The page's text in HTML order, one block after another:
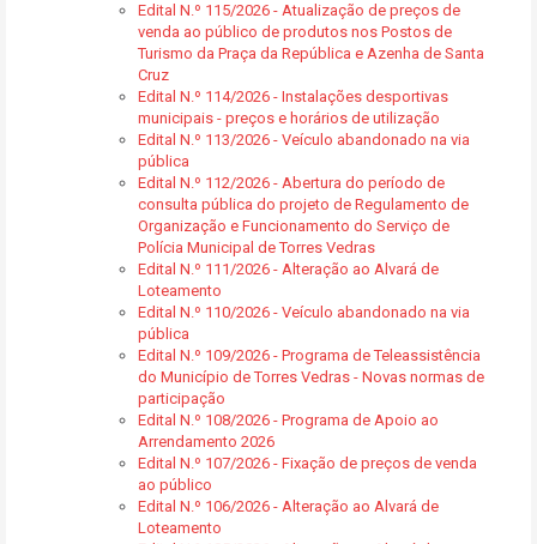
Edital N.º 115/2026 - Atualização de preços de
venda ao público de produtos nos Postos de
Turismo da Praça da República e Azenha de Santa
Cruz
Edital N.º 114/2026 - Instalações desportivas
municipais - preços e horários de utilização
Edital N.º 113/2026 - Veículo abandonado na via
pública
Edital N.º 112/2026 - Abertura do período de
consulta pública do projeto de Regulamento de
Organização e Funcionamento do Serviço de
Polícia Municipal de Torres Vedras
Edital N.º 111/2026 - Alteração ao Alvará de
Loteamento
Edital N.º 110/2026 - Veículo abandonado na via
pública
Edital N.º 109/2026 - Programa de Teleassistência
do Município de Torres Vedras - Novas normas de
participação
Edital N.º 108/2026 - Programa de Apoio ao
Arrendamento 2026
Edital N.º 107/2026 - Fixação de preços de venda
ao público
Edital N.º 106/2026 - Alteração ao Alvará de
Loteamento